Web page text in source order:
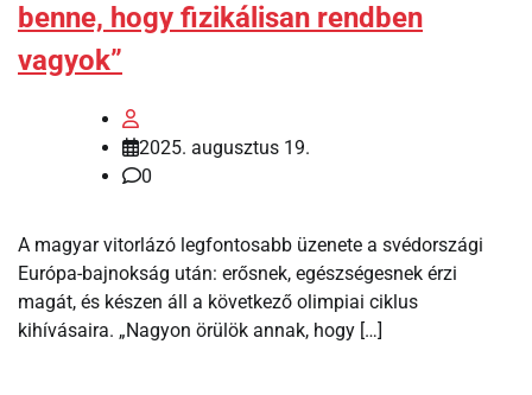
benne, hogy fizikálisan rendben
vagyok”
2025. augusztus 19.
0
A magyar vitorlázó legfontosabb üzenete a svédországi
Európa-bajnokság után: erősnek, egészségesnek érzi
magát, és készen áll a következő olimpiai ciklus
kihívásaira. „Nagyon örülök annak, hogy […]